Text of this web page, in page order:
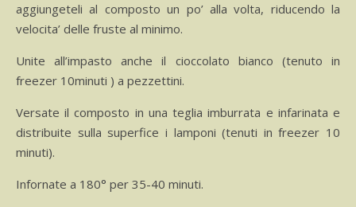
aggiungeteli al composto un po’ alla volta, riducendo la
velocita’ delle fruste al minimo.
Unite all’impasto anche il cioccolato bianco (tenuto in
freezer 10minuti ) a pezzettini.
Versate il composto in una teglia imburrata e infarinata e
distribuite sulla superfice i lamponi (tenuti in freezer 10
minuti).
Infornate a 180° per 35-40 minuti.